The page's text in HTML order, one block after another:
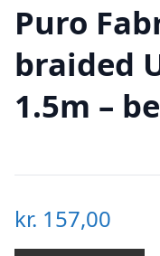
Puro
braided
1.5m –
kr. 157,00